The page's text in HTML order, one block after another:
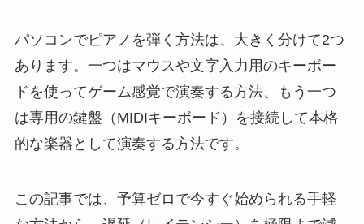
パソコンでピアノを弾く方法は、大きく分けて2つ
あります。一つはマウスや文字入力用のキーボー
ドを使ってゲーム感覚で演奏する方法、もう一つ
は専用の鍵盤（MIDIキーボード）を接続して本格
的な楽器として演奏する方法です。
この記事では、予算ゼロで今すぐ始められる手軽